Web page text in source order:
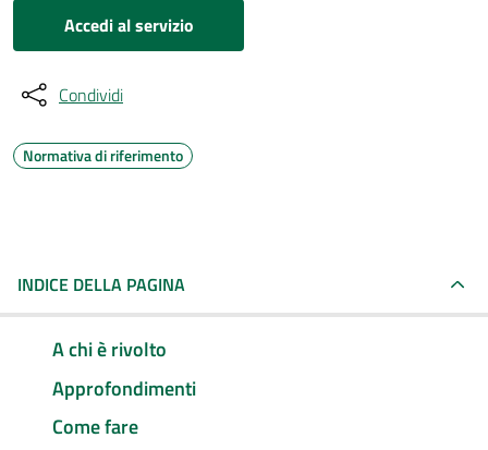
Accedi al servizio
Condividi
Normativa di riferimento
INDICE DELLA PAGINA
A chi è rivolto
Approfondimenti
Come fare